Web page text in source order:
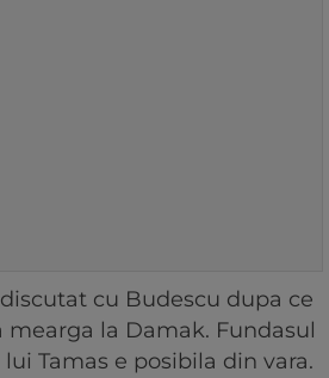
cu Budescu dupa ce
mearga la Damak. Fundasul
Tamas e posibila din vara.